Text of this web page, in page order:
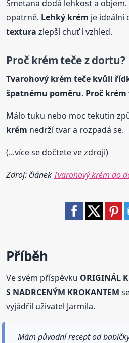
Smetana dodá lehkost a
opatrně. Lehký krém je ideální
textura zlepší chuť i vzhled.
Pročkrémteče z dortu?
Tvarohový krém teče kvůli
špatnému poměru. Proč krém
Málo tuku nebo moc tekutin
krém nedrží tvar a rozpadá se.
(...více se dočtete ve zdroji)
Zdroj: článek Tvarohový krém do
Příběh
Ve svém příspěvku ORIGINÁL
S NADRCENÝM KROKANTEM
vyjádřil uživatel Jarmila.
Mám původní recept od